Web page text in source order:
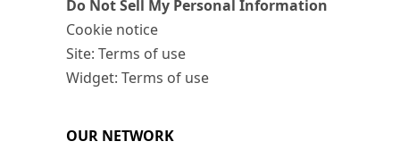
Do Not Sell My Personal Information
Cookie notice
Site: Terms of use
Widget: Terms of use
OUR NETWORK